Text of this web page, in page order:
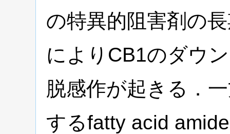
の特異的阻害剤の
によりCB1のダウ
脱感作が起きる．
するfatty acid